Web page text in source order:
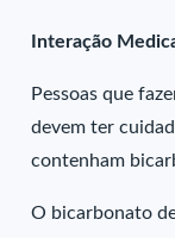
Interação
Pessoas que
devem ter
contenham
O bicarbonato